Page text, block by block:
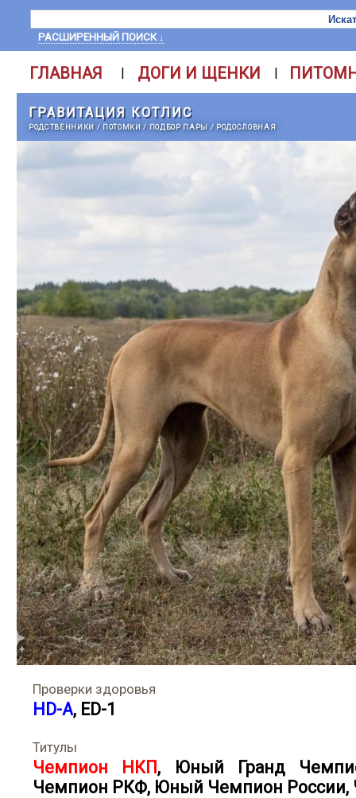
РАСШИРЕННЫЙ ПОИСК ↓
ГЛАВНАЯ | ДОГИ И ЩЕНКИ |
ГРАВИТАЦИЯ КОТЛИС
РОДСТВЕННИКИ / ПОТОМКИ/ ПОДБОР ПАРЫ / РОДОСЛОВНАЯ
Проверки здоровья
HD-A, ED-1
Титулы
Чемпион НКП, Юный Гранд
Чемпион РКФ, Юный Чемпион России,